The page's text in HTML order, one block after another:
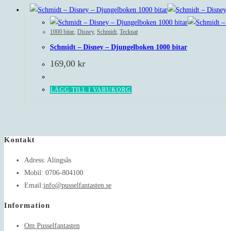
1000 bitar, Disney, Schmidt, Tecknat
Schmidt – Disney – Djungelboken 1000 bitar
169,00 kr
LÄGG TILL I VARUKORG
Kontakt
Adress: Alingsås
Mobil: 0706-804100
Email:info@pusselfantasten.seOpens
Information
Om Pusselfantasten